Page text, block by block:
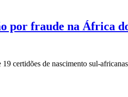
por fraude na África
certidões de nascimento sul-